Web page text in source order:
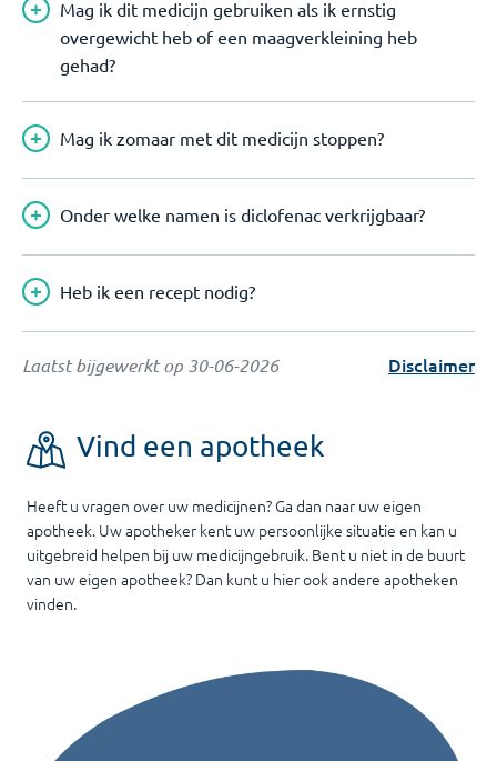
Mag ik dit medicijn gebruiken als ik ernstig
overgewicht heb of een maagverkleining heb
gehad?
Mag ik zomaar met dit medicijn stoppen?
Onder welke namen is diclofenac verkrijgbaar?
Heb ik een recept nodig?
Laatst bijgewerkt op 30-06-2026 Disclaimer
Vind een apotheek
Heeft u vragen over uw medicijnen? Ga dan naar uw eigen
apotheek. Uw apotheker kent uw persoonlijke situatie en kan u
uitgebreid helpen bij uw medicijngebruik. Bent u niet in de buurt
van uw eigen apotheek? Dan kunt u hier ook andere apotheken
vinden.